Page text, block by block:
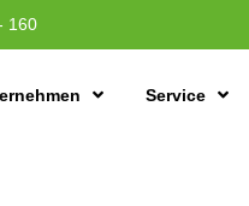
160
Service